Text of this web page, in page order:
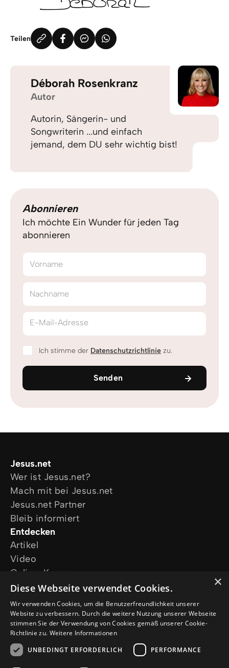
Teilen
Déborah Rosenkranz
Autor
Autorin, Sängerin- und
Songwriterin ...und einfach
jemand, dem DU sehr wichtig bist!
Abonnieren
Ich möchte Ein Wunder für jeden Tag
abonnieren
Vorname
Nachname
E-Mail-Adresse
Ich stimme der Datenschutzrichtlinie zu.
Senden
Jesus.net
Wer ist Jesus.net?
Mach mit bei Jesus.net
Jesus.net Partner
Bleib informiert
Entdecken
Artikel
Video
Online-Kurse
Unsere Projekte
Ich wünsche mir Gebet
Ich habe eine Frage
Folge uns
×
Diese Webseite verwendet Cookies.
Wir verwenden Cookies, um die Benutzerfreundlichkeit unserer
Website zu verbessern. Durch die weitere Nutzung unserer Webseite
stimmen Sie der Verwendung von Cookies gemäß unserer Cookie-
Richtlinie zu. Weitere Informationen
UNBEDINGT ERFORDERLICH
PERFORMANCE